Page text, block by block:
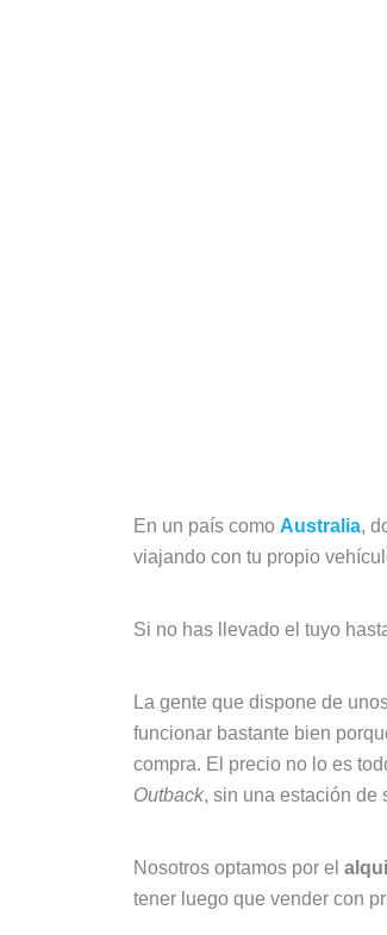
En un país como Australia,
viajando con tu propio
Si no has llevado el tuyo
La gente que dispone de
funcionar bastante bien
compra. El precio no lo es
Outback, sin una estación de
Nosotros optamos por el
tener luego que vender con